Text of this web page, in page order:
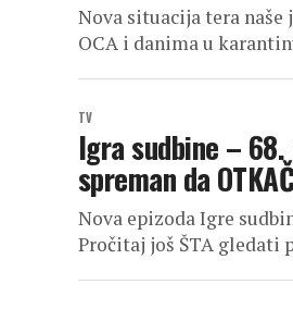
Nova situacija tera naše
OCA i danima u
TV
Igra sudbine –
spreman da
Nova epizoda Igre
Pročitaj još ŠTA gledati